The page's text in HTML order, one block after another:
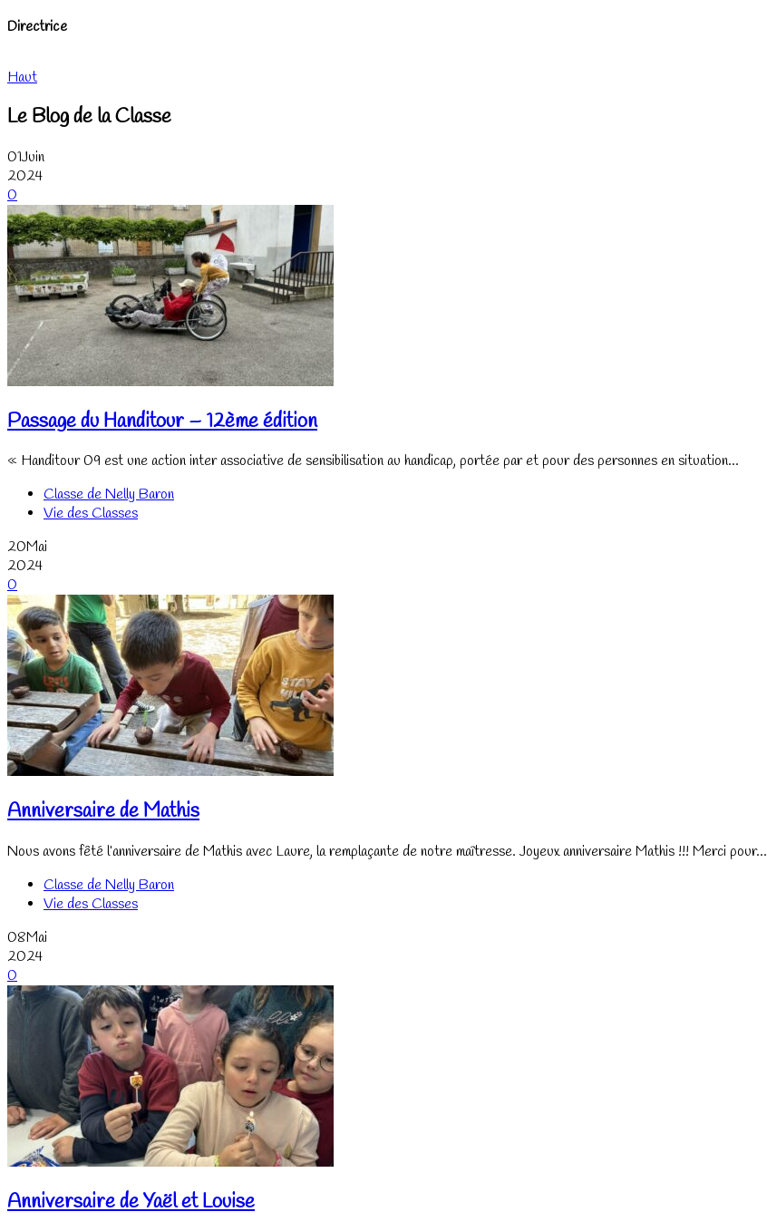
Directrice
Haut
Le Blog de la Classe
01Juin
2024
0
Passage du Handitour – 12ème édition
« Handitour 09 est une action inter associative de sensibilisation au handicap, portée par et pour des personnes en situation...
Classe de Nelly Baron
Vie des Classes
20Mai
2024
0
Anniversaire de Mathis
Nous avons fêté l’anniversaire de Mathis avec Laure, la remplaçante de notre maîtresse. Joyeux anniversaire Mathis !!! Merci pour...
Classe de Nelly Baron
Vie des Classes
08Mai
2024
0
Anniversaire de Yaël et Louise